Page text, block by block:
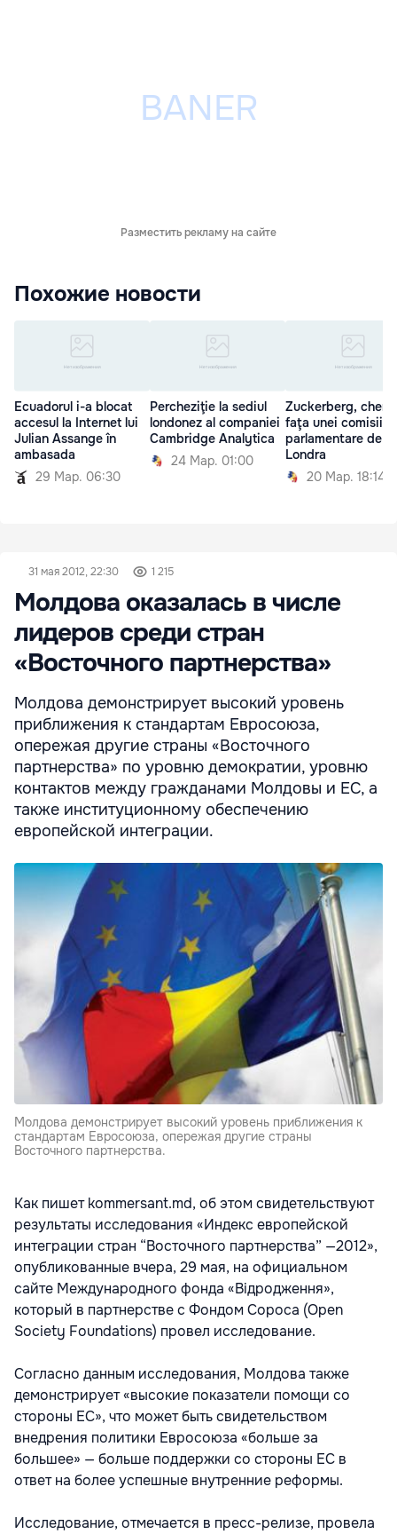
Разместить рекламу на сайте
Похожие новости
Ecuadorul i-a blocat
accesul la Internet lui
Julian Assange în
ambasada
29 Мар. 06:30
Percheziţie la sediul
londonez al companiei
Cambridge Analytica
24 Мар. 01:00
Zuckerberg,
faţa unei comisii
parlamentare de la
Londra
20 Мар. 18:14
31 мая 2012, 22:30 1 215
Молдова оказалась в числе
лидеров среди стран
«Восточного партнерства»
Молдова демонстрирует высокий уровень
приближения к стандартам Евросоюза,
опережая другие страны «Восточного
партнерства» по уровню демократии, уровню
контактов между гражданами Молдовы и ЕС, а
также институционному обеспечению
европейской интеграции.
Молдова демонстрирует высокий уровень приближения к
стандартам Евросоюза, опережая другие страны
Восточного партнерства.
Как пишет kommersant.md, об этом свидетельствуют
результаты исследования «Индекс европейской
интеграции стран “Восточного партнерства” —2012»,
опубликованные вчера, 29 мая, на официальном
сайте Международного фонда «Відродження»,
который в партнерстве с Фондом Сороса (Open
Society Foundations) провел исследование.
Согласно данным исследования, Молдова также
демонстрирует «высокие показатели помощи со
стороны ЕС», что может быть свидетельством
внедрения политики Евросоюза «больше за
большее» — больше поддержки со стороны ЕС в
ответ на более успешные внутренние реформы.
Исследование, отмечается в пресс-релизе, провела